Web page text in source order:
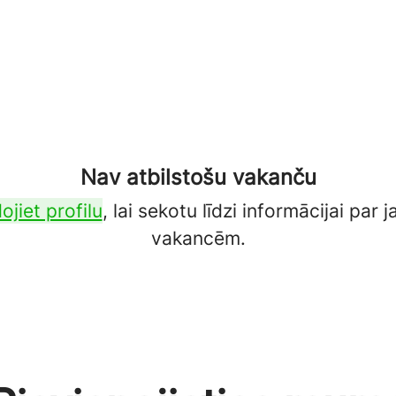
Nav atbilstošu vakanču
profilu, lai sekotu līdzi informācijai par
vakancēm.